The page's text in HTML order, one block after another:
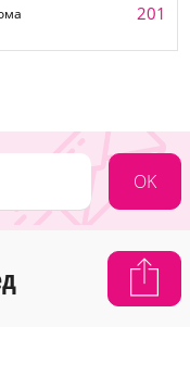
201
OK